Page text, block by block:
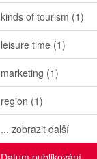
kinds of tourism (1)
leisure time (1)
marketing (1)
region (1)
... zobrazit další